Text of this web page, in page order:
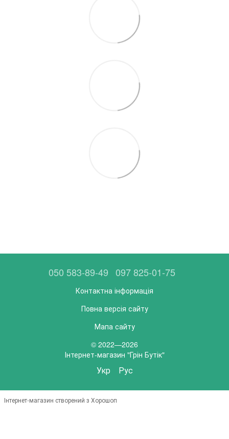
050 583-89-49 097 825-01-75
Контактна інформація
Повна версія сайту
Мапа сайту
© 2022—2026
Інтернет-магазин "Грін Бутік"
Укр Рус
Інтернет-магазин створений з Хорошоп